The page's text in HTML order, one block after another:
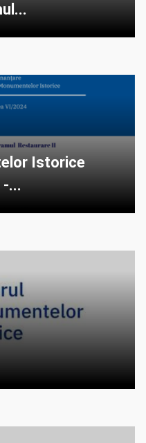
Istorice
...